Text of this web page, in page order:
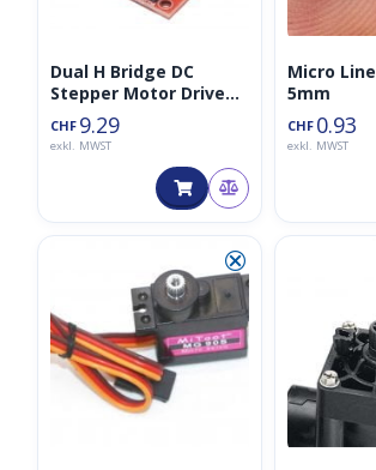
Dual H Bridge DC
Stepper Motor Drive
Controller Board
Module L298N
CHF 9.29
exkl. MWST
Micro
5mm
CHF 0.93
exkl. MWST
⮿